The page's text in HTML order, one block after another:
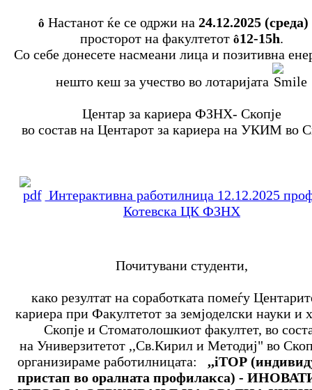
ô Настанот ќе се одржи на 24.12.2025 (среда)
просторот на факултетот ô12-15h.
Со себе донесете насмеани лица и позитивна
нешто кеш за учество во лотаријата
Центар за кариера ФЗНХ- Скопје
во состав на Центарот за кариера на УКИМ во
Интерактивна работилница 12.12.2025
Котевска ЦК ФЗНХ
Почитувани студенти,
како резултат на соработката помеѓу
кариера при Факултетот за земјоделски науки и
Скопје и Стоматолошкиот факултет, во
на Универзитетот ,,Св.Кирил и Методиј" во
организираме работилницата: ,,iTOP
пристап во оралната профилакса) -